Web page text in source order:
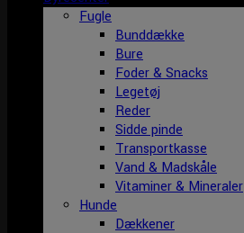
Fugle
Bunddække
Bure
Foder & Snacks
Legetøj
Reder
Sidde pinde
Transportkasse
Vand & Madskåle
Vitaminer & Mineraler
Hunde
Dækkener